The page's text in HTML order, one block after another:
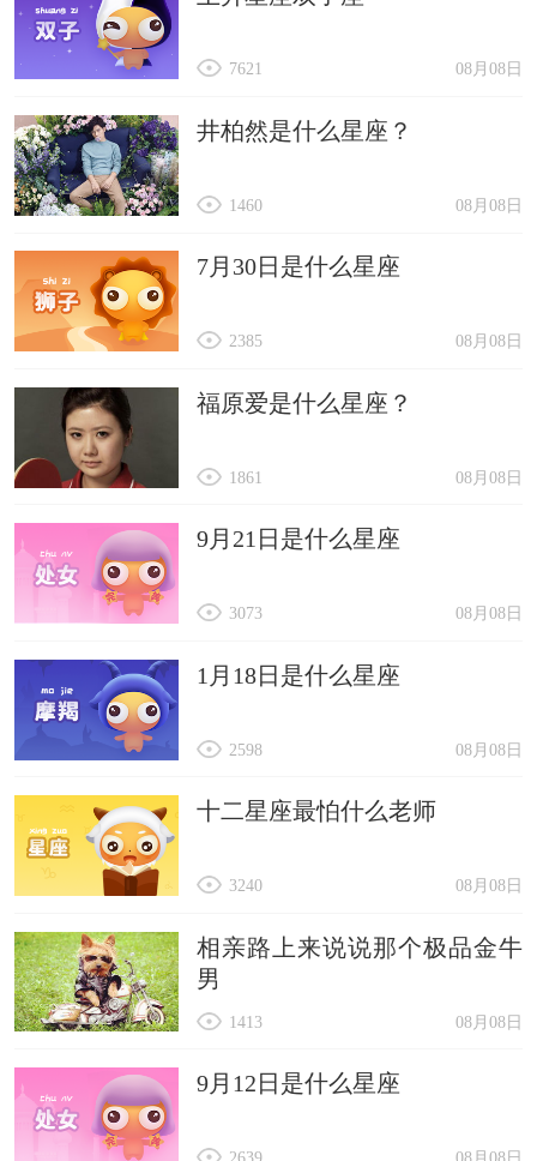
08月08日
7621
井柏然是什么星座？
08月08日
1460
7月30日是什么星座
08月08日
2385
福原爱是什么星座？
08月08日
1861
9月21日是什么星座
08月08日
3073
1月18日是什么星座
08月08日
2598
十二星座最怕什么老师
08月08日
3240
相亲路上来说说那个极品金牛
男
08月08日
1413
9月12日是什么星座